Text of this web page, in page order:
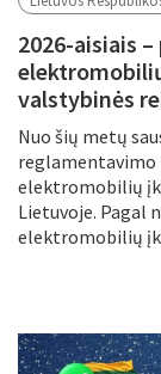
2026-aisiais
valstybinės
Nuo šių metų
reglamentavimo
elektromobilių
Lietuvoje. Pagal
elektromobilių